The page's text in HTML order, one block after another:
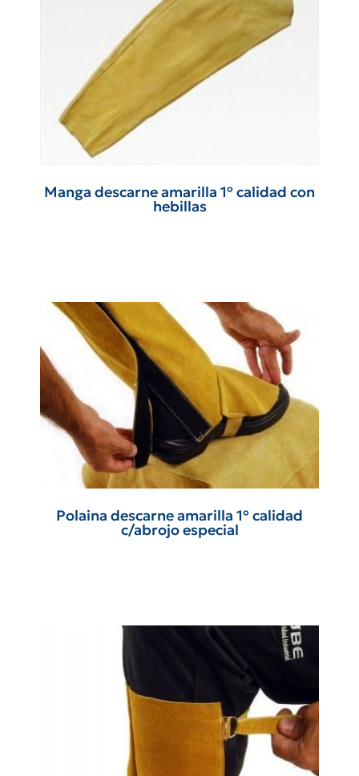
Manga descarne amarilla 1º calidad con
hebillas
Polaina descarne amarilla 1º calidad
c/abrojo especial